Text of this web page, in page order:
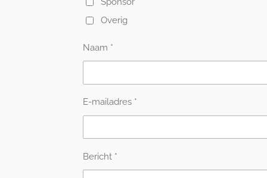
Overig
Naam *
E-mailadres *
Bericht *